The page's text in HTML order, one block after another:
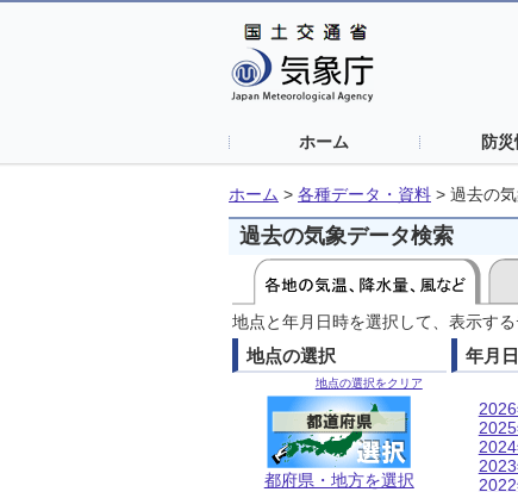
ホーム 防
ホーム > 各種データ・資料 > 過去の
過去の気象データ検索
地点と年月日時を選択して、表示す
地点の選択
地点の選択をクリア
都府県・地方を選択
年月